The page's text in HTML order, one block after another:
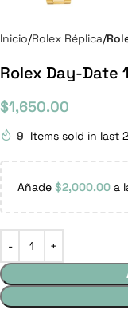
Inicio Rolex Réplica
Rolex Day-Date
$1,650.00
9 Items sold in last
Añade $2,000.00 a